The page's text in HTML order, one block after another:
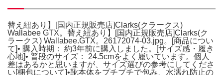
替え紐あり】[国内正規販売店]Clarks(クラークス)
Wallabee GTX。替え紐あり】[国内正規販売店]Clarks(ク
ラークス) Wallabee.GTX。26172074-03.jpg。[商品につい
て]• 購入時期： 約3年前に購入しました。[サイズ感・履き
心地]• 普段のサイズ： 24.5cmをよく履いています。個人
差はあるかと思いますが、サイズ選びの参考にしてくださ
い[梱包について]•靴本体をプチプチで包み、水濡れ防止の